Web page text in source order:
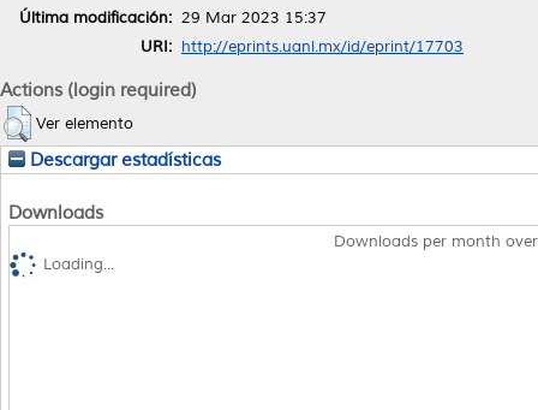
Última modificación: 29 Mar 2023 15:37
URI: http://eprints.uanl.mx/id/eprint/17703
Actions (login required)
Ver elemento
Descargar estadísticas
Downloads
Downloads per month
Loading...